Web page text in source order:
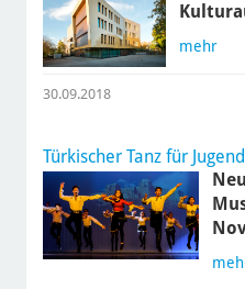
mehr
30.09.2018
Türkischer Tanz für